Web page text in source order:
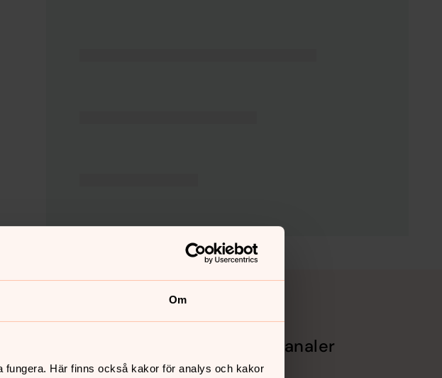
Om
Här finns också kakor för analys och kakor
Sociala kanaler